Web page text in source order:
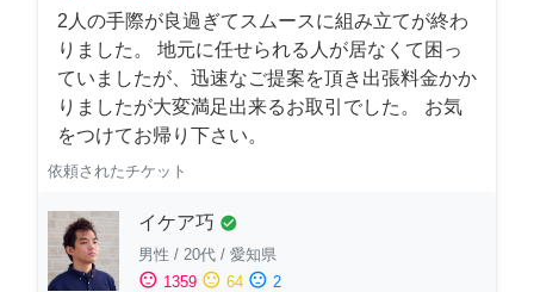
2人の手際が良過ぎてスムースに組み立てが終わ
りました。 地元に任せられる人が居なくて困っ
ていましたが、迅速なご提案を頂き出張料金かか
りましたが大変満足出来るお取引でした。 お気
をつけてお帰り下さい。
依頼されたチケット
イケア巧 check_circle
男性 / 20代 / 愛知県
sentiment_satisfied 1359 sentiment_neutral 64 sentiment_dissatisfied 2